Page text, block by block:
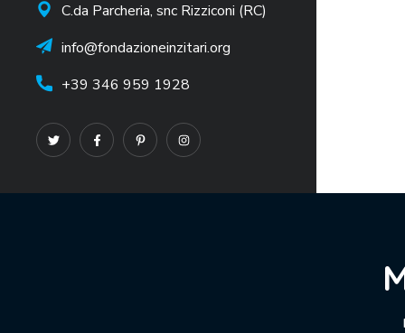
C.da Parcheria, snc Rizziconi (RC)
info@fondazioneinzitari.org
+39 346 959 1928